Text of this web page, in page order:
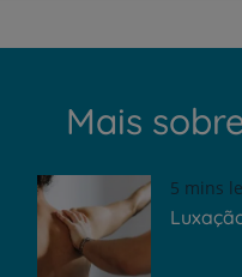
Mais
5 mins